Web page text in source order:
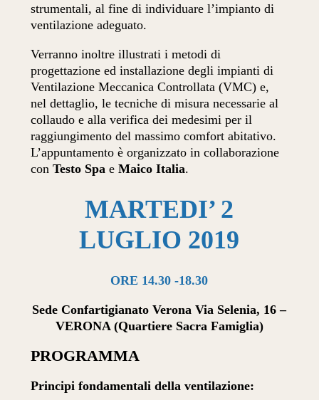
strumentali, al fine di individuare l’impianto di
ventilazione adeguato.
Verranno inoltre illustrati i metodi di
progettazione ed installazione degli impianti di
Ventilazione Meccanica Controllata (VMC) e,
nel dettaglio, le tecniche di misura necessarie al
collaudo e alla verifica dei medesimi per il
raggiungimento del massimo comfort abitativo.
L’appuntamento è organizzato in collaborazione
conTesto Spa eMaico Italia.
MARTEDI’ 2
LUGLIO 2019
ORE 14.30 -18.30
Sede Confartigianato Verona Via Selenia, 16 –
VERONA (Quartiere Sacra Famiglia)
PROGRAMMA
Principi fondamentali della ventilazione: